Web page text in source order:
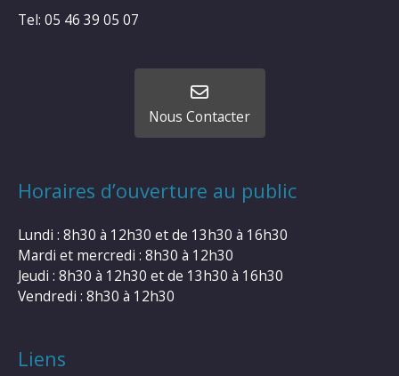
Tel: 05 46 39 05 07
Nous Contacter
Horaires d’ouverture au public
Lundi : 8h30 à 12h30 et de 13h30 à 16h30
Mardi et mercredi : 8h30 à 12h30
Jeudi : 8h30 à 12h30 et de 13h30 à 16h30
Vendredi : 8h30 à 12h30
Liens